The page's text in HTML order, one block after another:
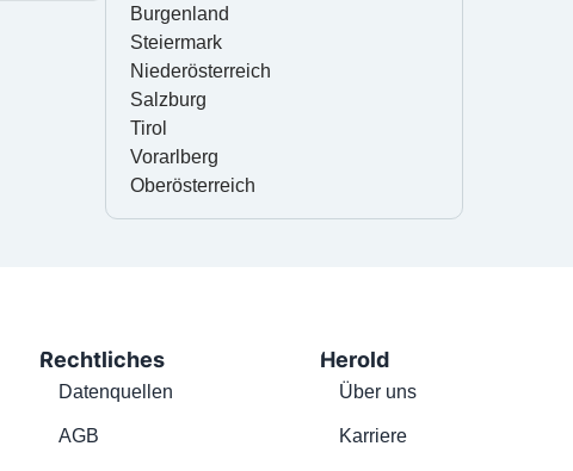
Burgenland
Steiermark
Niederösterreich
Salzburg
Tirol
Vorarlberg
Oberösterreich
Rechtliches
Datenquellen
AGB
Herold
Über uns
Karriere